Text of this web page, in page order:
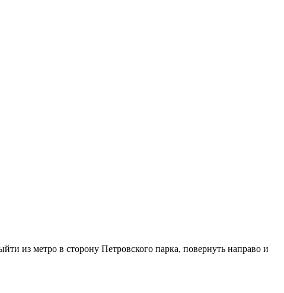
из метро в сторону Петровского парка, повернуть направо и